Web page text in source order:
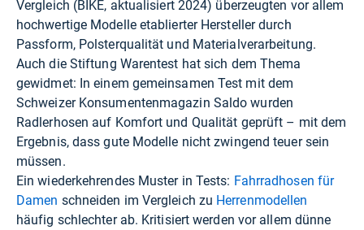
Vergleich (BIKE, aktualisiert 2024) überzeugten vor allem
hochwertige Modelle etablierter Hersteller durch
Passform, Polsterqualität und Materialverarbeitung.
Auch die Stiftung Warentest hat sich dem Thema
gewidmet: In einem gemeinsamen Test mit dem
Schweizer Konsumentenmagazin Saldo wurden
Radlerhosen auf Komfort und Qualität geprüft – mit dem
Ergebnis, dass gute Modelle nicht zwingend teuer sein
müssen.
Ein wiederkehrendes Muster in Tests: Fahrradhosen für
Damen schneiden im Vergleich zu Herrenmodellen
häufig schlechter ab. Kritisiert werden vor allem dünne